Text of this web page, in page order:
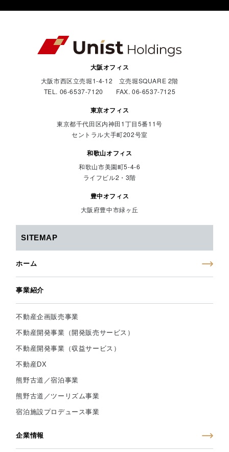
大阪オフィス
大阪市西区立売堀1-4-12 立売堀SQUARE 2階
TEL. 06-6537-7120 FAX. 06-6537-7125
東京オフィス
東京都千代田区内神田1丁目5番11号
セントラル大手町202号室
和歌山オフィス
和歌山市美園町5-4-6
ライフビル2・3階
豊中オフィス
大阪府豊中市緑ヶ丘
SITEMAP
ホーム
事業紹介
不動産企画販売事業
不動産開発事業（開発販売サービス）
不動産開発事業（収益サービス）
不動産DX
熊野古道／宿泊事業
熊野古道／ツーリズム事業
宿泊施設プロデュース事業
企業情報